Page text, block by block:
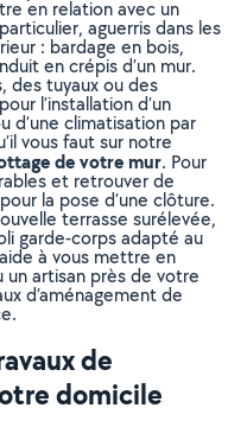
en relation avec un
aguerris dans les
: bardage en bois,
en crépis d’un mur.
des tuyaux ou des
l’installation d’un
d’une climatisation par
vous faut sur notre
de votre mur. Pour
et retrouver de
la pose d’une clôture.
terrasse surélevée,
garde-corps adapté au
à vous mettre en
un artisan près de votre
d’aménagement de
de
domicile